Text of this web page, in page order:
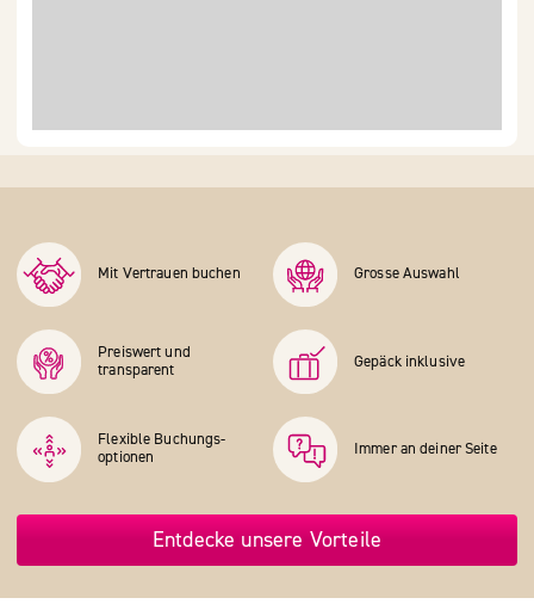
Mit Vertrauen buchen Grosse Auswahl
Preiswert und
transparent
Gepäck inklusive
Flexible Buchungs­
optionen
Immer an deiner Seite
Entdecke unsere Vorteile